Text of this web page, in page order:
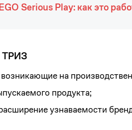
Serious Play: как это
ТРИЗ
на
продукта;
узнаваемости